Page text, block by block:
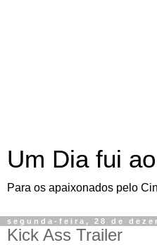
Um Dia fui
Para os apaixonados pelo
segunda-feira, 28 de
Kick Ass Trailer